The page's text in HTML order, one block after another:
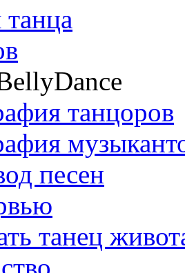
танцоров
песен
танец